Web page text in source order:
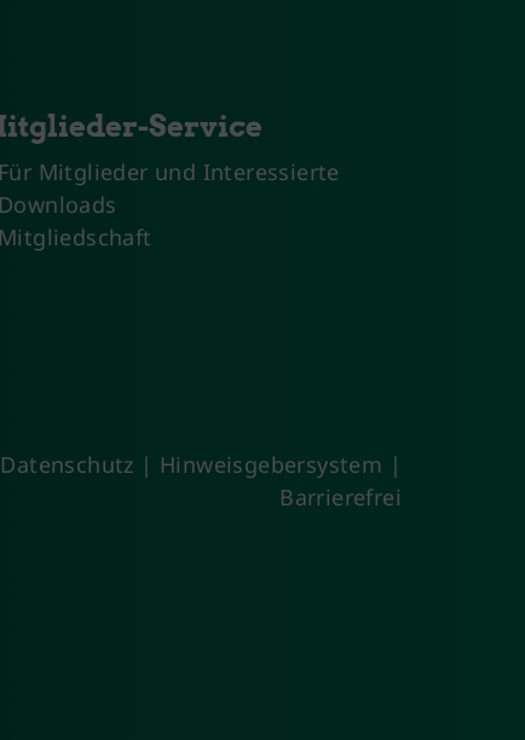
Service
Für Mitglieder und Interessierte
Downloads
Mitgliedschaft
Datenschutz | Hinweisgebersystem |
Barrierefrei